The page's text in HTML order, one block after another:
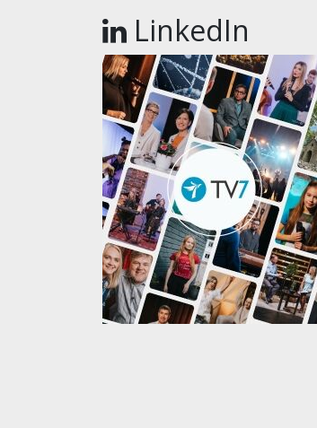
LinkedIn